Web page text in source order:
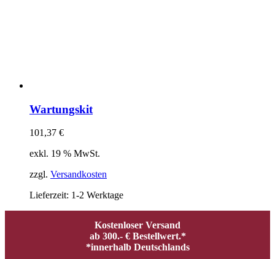
Wartungskit
101,37 €
exkl. 19 % MwSt.
zzgl. Versandkosten
Lieferzeit: 1-2 Werktage
Kostenloser Versand
ab 300.- € Bestellwert.*
*innerhalb Deutschlands